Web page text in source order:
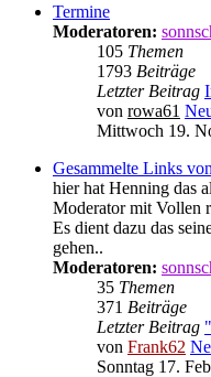
Termine
Moderatoren:
105 Themen
1793 Beiträge
Letzter Beitrag
von rowa61
Mittwoch 19.
Gesammelte Links
hier hat Henning das
Moderator mit Vollen
Es dient dazu das
gehen..
Moderatoren:
35 Themen
371 Beiträge
Letzter Beitrag
von Frank62
Sonntag 17.